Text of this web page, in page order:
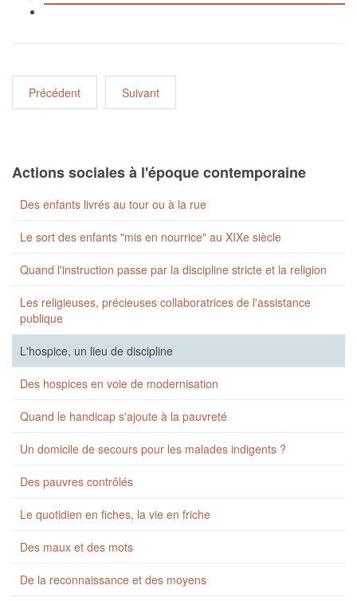
Précédent Suivant
Actions sociales à l'époque contemporaine
Des enfants livrés au tour ou à la rue
Le sort des enfants "mis en nourrice" au XIXe siècle
Quand l'instruction passe par la discipline stricte et la religion
Les religieuses, précieuses collaboratrices de l'assistance
publique
L'hospice, un lieu de discipline
Des hospices en voie de modernisation
Quand le handicap s'ajoute à la pauvreté
Un domicile de secours pour les malades indigents ?
Des pauvres contrôlés
Le quotidien en fiches, la vie en friche
Des maux et des mots
De la reconnaissance et des moyens